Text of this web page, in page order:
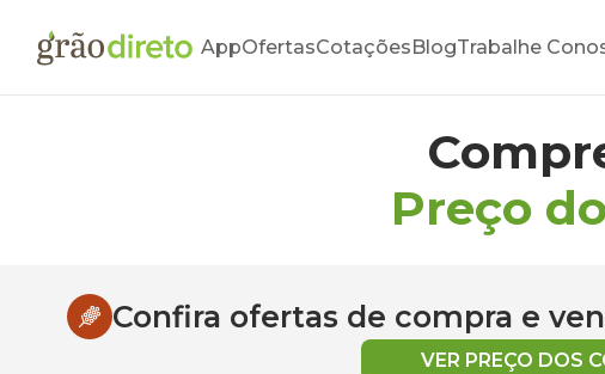
AppOfertasCotaçõesBlogTrabalhe
Preço
Confira ofertas de compra e
VER PREÇO DOS